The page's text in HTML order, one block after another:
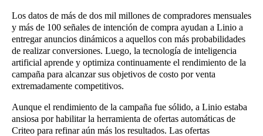
Los datos de más de dos mil millones de compradores mensuales
y más de 100 señales de intención de compra ayudan a Linio a
entregar anuncios dinámicos a aquellos con más probabilidades
de realizar conversiones. Luego, la tecnología de inteligencia
artificial aprende y optimiza continuamente el rendimiento de la
campaña para alcanzar sus objetivos de costo por venta
extremadamente competitivos.
Aunque el rendimiento de la campaña fue sólido, a Linio estaba
ansiosa por habilitar la herramienta de ofertas automáticas de
Criteo para refinar aún más los resultados. Las ofertas